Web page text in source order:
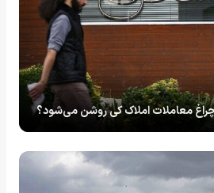
چراغ معاملات املاک کی روشن می‌شود؟